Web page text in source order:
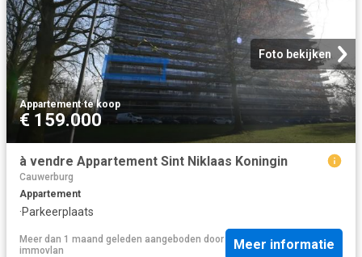
Foto bekijken
Appartement·te koop
€ 159.000
à vendre Appartement Sint Niklaas Koningin
Cauwerburg
Appartement
·Parkeerplaats
Meer dan 1 maand geleden aangeboden door
immovlan
Meer informatie